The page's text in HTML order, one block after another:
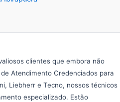
clientes que embora não
Atendimento Credenciados para
Liebherr e Tecno, nossos técnicos
especializado. Estão